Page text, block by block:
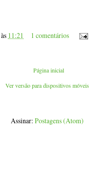
às 11:21 1 comentários
Página inicial
Ver versão para dispositivos móveis
Assinar:Postagens (Atom)